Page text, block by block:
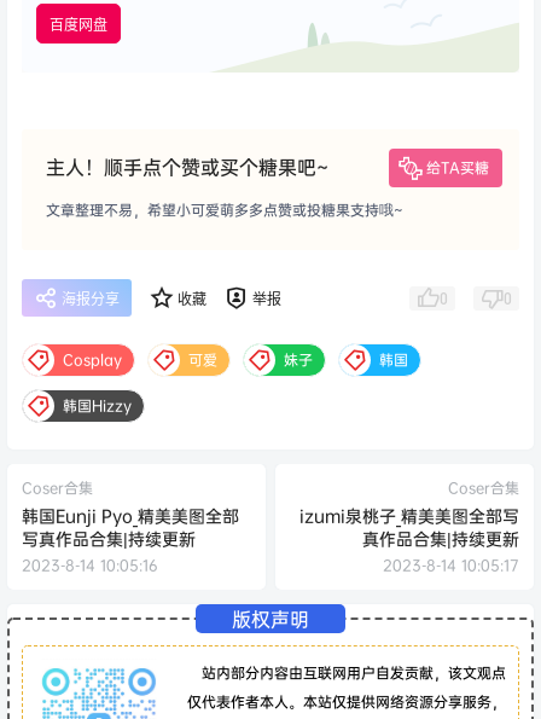
百度网盘
主人！顺手点个赞或买个糖果吧~ 给TA买糖
文章整理不易，希望小可爱萌多多点赞或投糖果支持哦~
海报分享 收藏 举报 0 0
Cosplay 可爱 妹子 韩国
韩国Hizzy
Coser合集
韩国Eunji Pyo_精美美图全部
写真作品合集|持续更新
2023-8-14 10:05:16
Coser合集
izumi泉桃子_精美美图全部写
真作品合集|持续更新
2023-8-14 10:05:17
版权声明
站内部分内容由互联网用户自发贡献，该文观点
仅代表作者本人。本站仅提供网络资源分享服务，